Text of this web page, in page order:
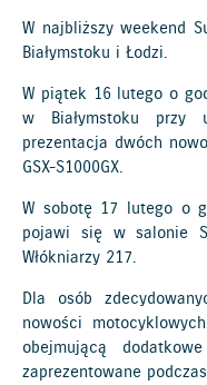
W najbliższy weekend
Białymstoku i Łodzi.
W piątek 16 lutego o
w Białymstoku przy
prezentacja dwóch
GSX-S1000GX.
W sobotę 17 lutego o
pojawi się w salonie
Włókniarzy 217.
Dla osób
nowości
obejmującą
zaprezentowane